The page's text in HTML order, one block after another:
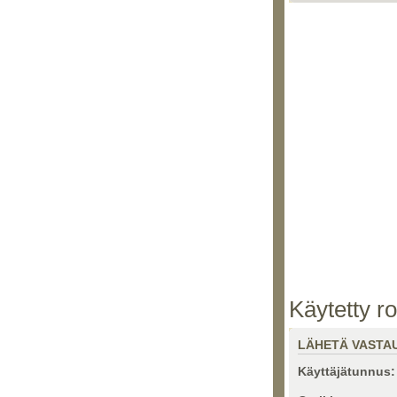
Käytetty
LÄHETÄ
Käyttäjätunnus: